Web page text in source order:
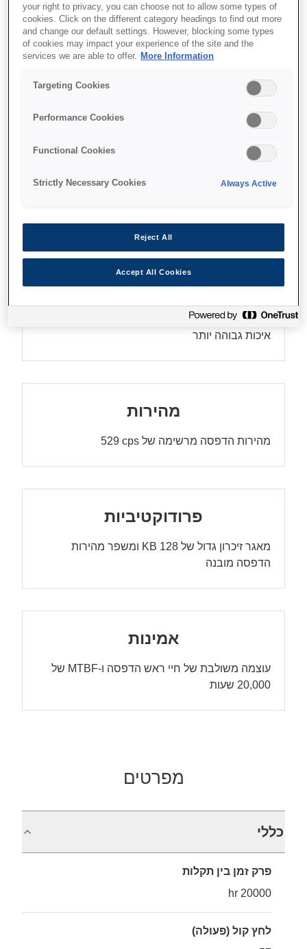
24-pin 106 column
Parallel and USB interfaces
Prints 1 plus 6 forms, 529 CPS
מאפיינים
איכות
איכות גבוהה יותר
מהירות
מהירות הדפסה מרשימה של 529‎ cps
פרודוקטיביות
מאגר זיכרון גדול של 128 KB ומשפר מהירות
הדפסה מובנה
אמינות
עוצמה משולבת של חיי ראש הדפסה ו-MTBF של
20,000 שעות
מפרטים
כללי
פרק זמן בין תקלות
20000 hr
לחץ קול (פעולה)
your right to privacy, you can choose not to allow some types of
cookies. Click on the different category headings to find out more
and change our default settings. However, blocking some types
of cookies may impact your experience of the site and the
services we are able to offer. More Information
Targeting Cookies
Performance Cookies
Functional Cookies
Strictly Necessary Cookies Always Active
Reject All
Accept All Cookies